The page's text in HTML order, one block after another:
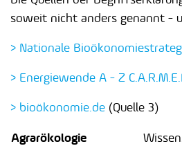
soweit nicht anders genannt -
> Nationale
> Energiewende A - Z
> bioökonomie.de (Quelle 3)
Agrarökologie